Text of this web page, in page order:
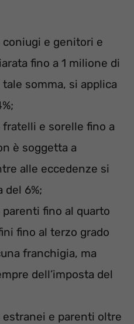
e genitori e
fino a 1 milione di
somma, si applica
e sorelle fino a
è soggetta a
alle eccedenze si
del 6%;
fino al quarto
fino al terzo grado
franchigia, ma
dell’imposta del
estranei e parenti oltre